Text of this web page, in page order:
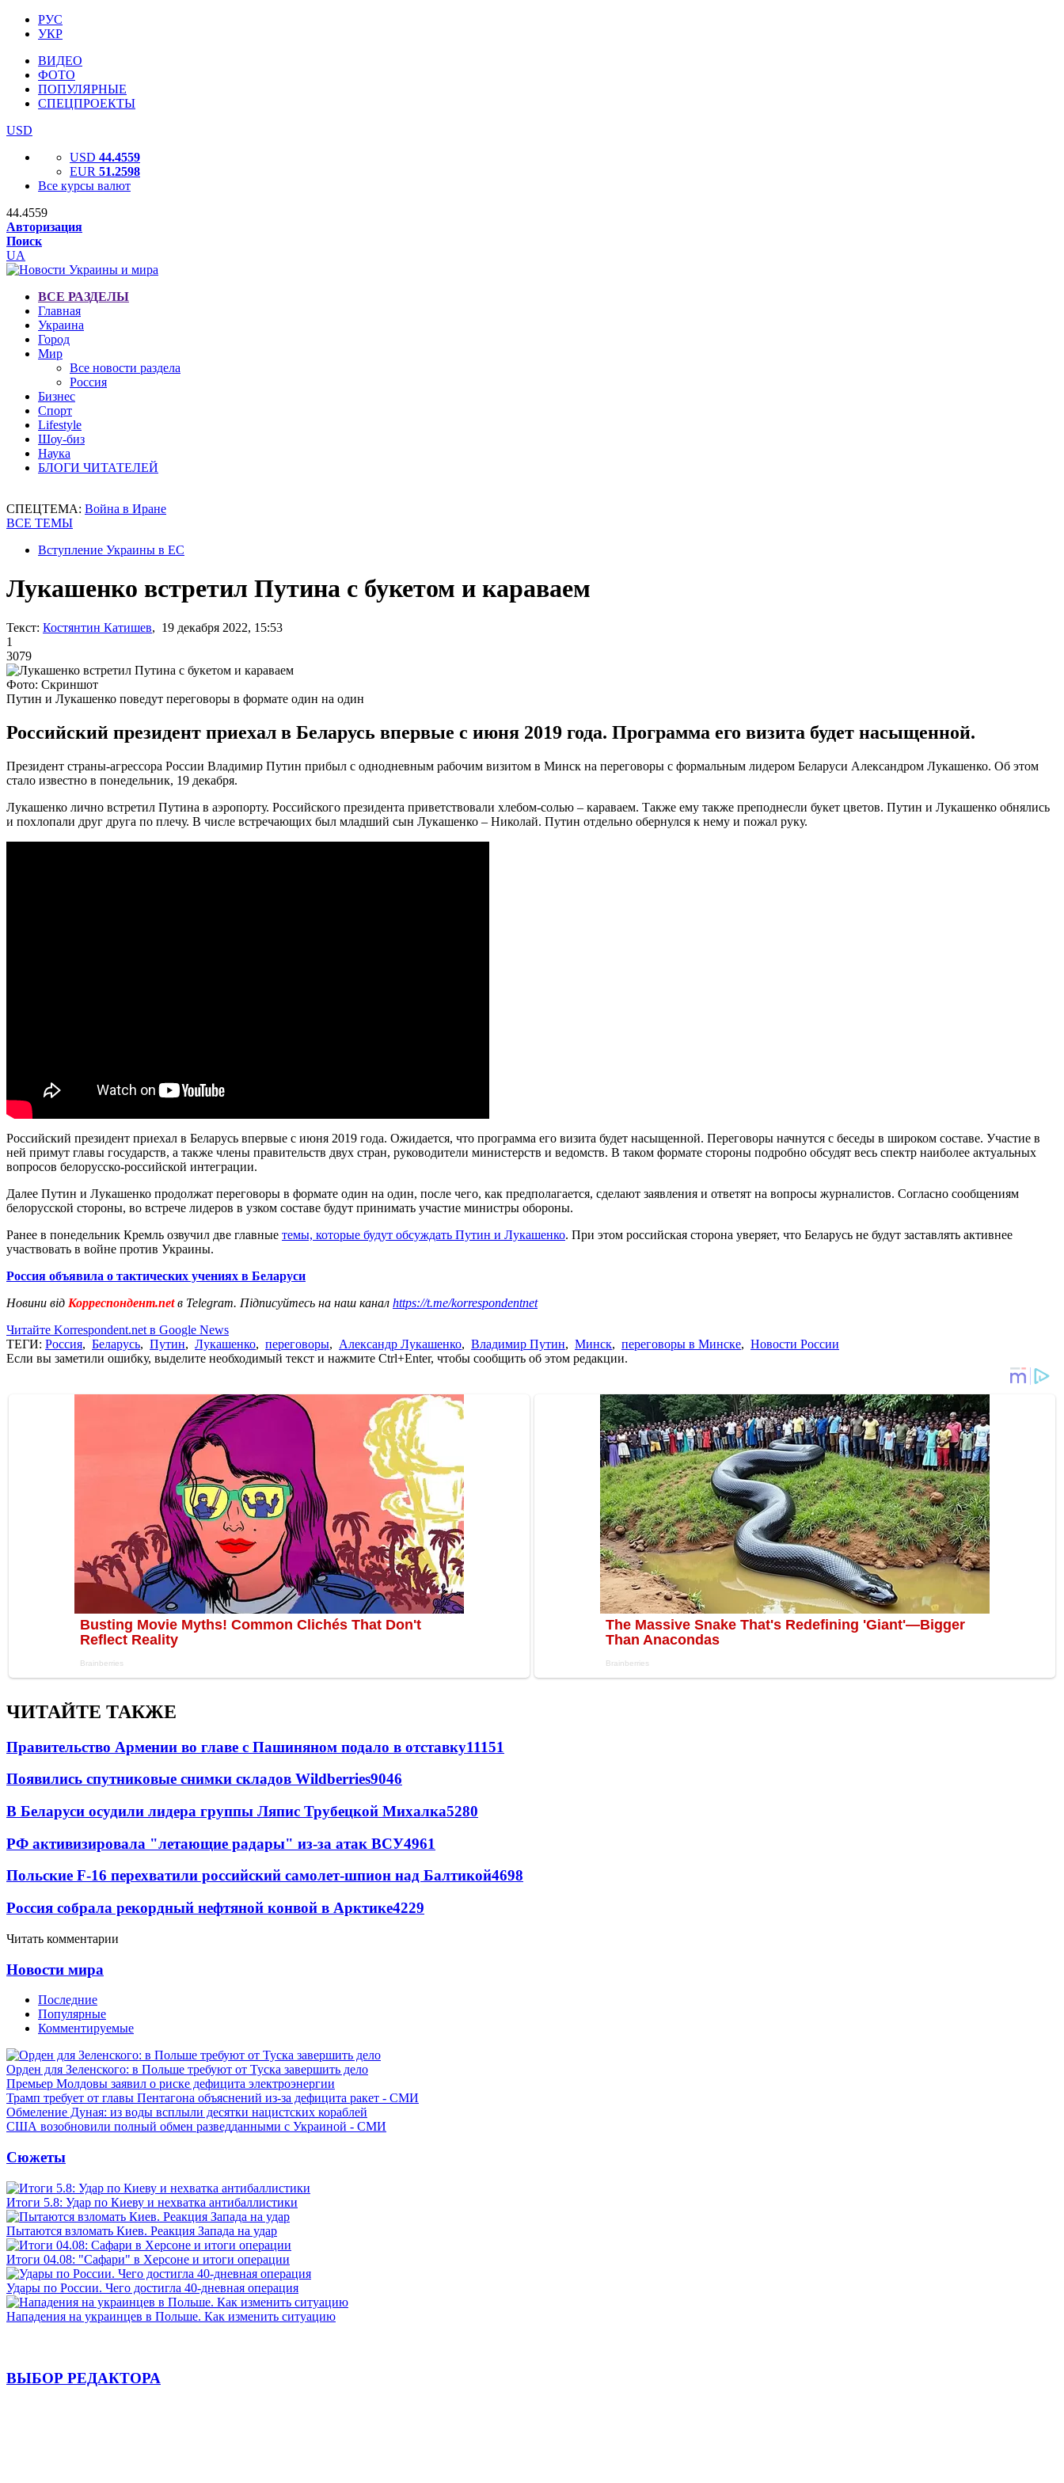
РУС
УКР
ВИДЕО
ФОТО
ПОПУЛЯРНЫЕ
СПЕЦПРОЕКТЫ
USD
USD 44.4559
EUR 51.2598
Все курсы валют
44.4559
Авторизация
Поиск
UA
ВСЕ РАЗДЕЛЫ
Главная
Украина
Город
Мир
Все новости раздела
Россия
Бизнес
Спорт
Lifestyle
Шоу-биз
Наука
БЛОГИ ЧИТАТЕЛЕЙ
СПЕЦТЕМА: Война в Иране
ВСЕ ТЕМЫ
Вступление Украины в ЕС
Лукашенко встретил Путина с букетом и караваем
Текст: Костянтин Катишев, 19 декабря 2022, 15:53
1
3079
Фото: Скриншот
Путин и Лукашенко поведут переговоры в формате один на один
Российский президент приехал в Беларусь впервые с июня 2019 года. Программа его визита будет насыщенной.
Президент страны-агрессора России Владимир Путин прибыл с однодневным рабочим визитом в Минск на переговоры с формальным лидером Беларуси Александром Лукашенко. Об этом
стало известно в понедельник, 19 декабря.
Лукашенко лично встретил Путина в аэропорту. Российского президента приветствовали хлебом-солью – караваем. Также ему также преподнесли букет цветов. Путин и Лукашенко обнялись
и похлопали друг друга по плечу. В числе встречающих был младший сын Лукашенко – Николай. Путин отдельно обернулся к нему и пожал руку.
Российский президент приехал в Беларусь впервые с июня 2019 года. Ожидается, что программа его визита будет насыщенной. Переговоры начнутся с беседы в широком составе. Участие в
ней примут главы государств, а также члены правительств двух стран, руководители министерств и ведомств. В таком формате стороны подробно обсудят весь спектр наиболее актуальных
вопросов белорусско-российской интеграции.
Далее Путин и Лукашенко продолжат переговоры в формате один на один, после чего, как предполагается, сделают заявления и ответят на вопросы журналистов. Согласно сообщениям
белорусской стороны, во встрече лидеров в узком составе будут принимать участие министры обороны.
Ранее в понедельник Кремль озвучил две главные темы, которые будут обсуждать Путин и Лукашенко. При этом российская сторона уверяет, что Беларусь не будут заставлять активнее
участвовать в войне против Украины.
Россия объявила о тактических учениях в Беларуси
Новини від Корреспондент.netв Telegram. Підписуйтесь на наш канал https://t.me/korrespondentnet
Читайте Korrespondent.net в Google News
ТЕГИ: Россия, Беларусь, Путин, Лукашенко, переговоры, Александр Лукашенко, Владимир Путин, Минск, переговоры в Минске, Новости России
Если вы заметили ошибку, выделите необходимый текст и нажмите Ctrl+Enter, чтобы сообщить об этом редакции.
ЧИТАЙТЕ ТАКЖЕ
Правительство Армении во главе с Пашиняном подало в отставку11151
Появились спутниковые снимки складов Wildberries9046
В Беларуси осудили лидера группы Ляпис Трубецкой Михалка5280
РФ активизировала "летающие радары" из-за атак ВСУ4961
Польские F-16 перехватили российский самолет-шпион над Балтикой4698
Россия собрала рекордный нефтяной конвой в Арктике4229
Читать комментарии
Новости мира
Последние
Популярные
Комментируемые
Орден для Зеленского: в Польше требуют от Туска завершить дело
Премьер Молдовы заявил о риске дефицита электроэнергии
Трамп требует от главы Пентагона объяснений из-за дефицита ракет - СМИ
Обмеление Дуная: из воды всплыли десятки нацистских кораблей
США возобновили полный обмен разведданными с Украиной - СМИ
Сюжеты
Итоги 5.8: Удар по Киеву и нехватка антибаллистики
Пытаются взломать Киев. Реакция Запада на удар
Итоги 04.08: "Сафари" в Херсоне и итоги операции
Удары по России. Чего достигла 40-дневная операция
Нападения на украинцев в Польше. Как изменить ситуацию
ВЫБОР РЕДАКТОРА